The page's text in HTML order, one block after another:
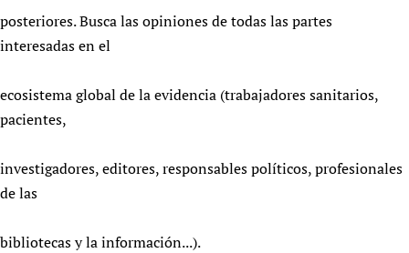
posteriores. Busca las opiniones de todas las partes
interesadas en el
ecosistema global de la evidencia (trabajadores sanitarios,
pacientes,
investigadores, editores, responsables políticos, profesionales
de las
bibliotecas y la información...).